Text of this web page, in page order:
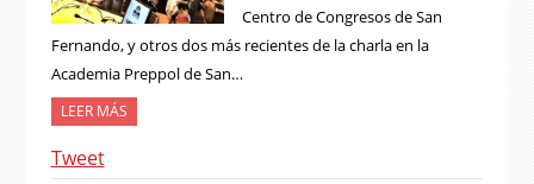
Centro de Congresos de San
Fernando, y otros dos más recientes de la charla en la
Academia Preppol de San…
LEER MÁS
Tweet